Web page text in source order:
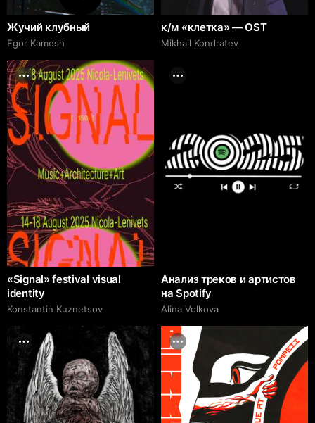
Жучий клубный
Egor Kamesh
к/м «клетка» — OST
Mikhail Kondratev
«Signal» festival visual
identity
Konstantin Kuznetsov
Анализ треков и артистов
на Spotify
Alina Volkova